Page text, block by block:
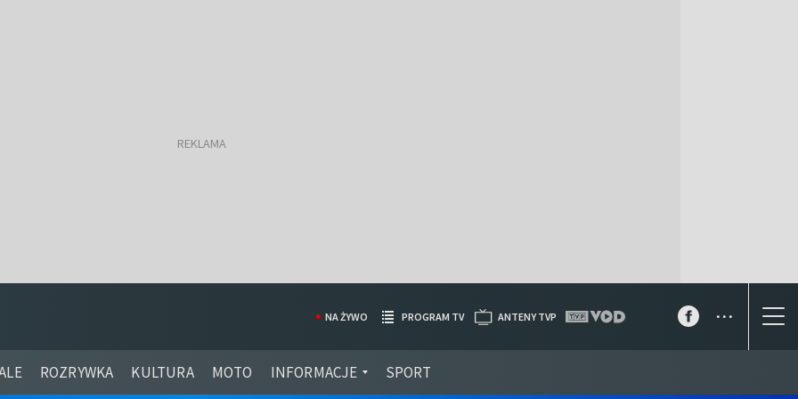
ROZRYWKA KULTURA MOTO INFORMACJE SPORT
NA ŻYWO PROGRAM TV ANTENY TVP ...